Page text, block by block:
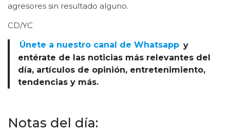
agresores sin resultado alguno.
CD/YC
Únete a nuestro canal de Whatsapp y
entérate de las noticias más relevantes del
día, artículos de opinión, entretenimiento,
tendencias y más.
Notas del día: